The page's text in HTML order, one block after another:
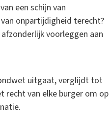
een schijn van
onpartijdigheid terecht?
voorleggen aan
uitgaat, verglijdt tot
recht van elke burger om op